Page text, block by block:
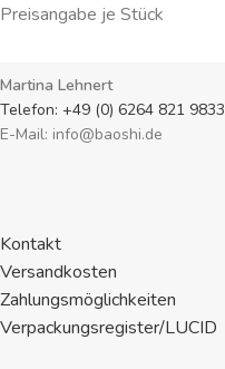
Preisangabe je Stück
Martina Lehnert
Telefon: +49 (0) 6264 821 9833
E-Mail: info@baoshi.de
Kontakt
Versandkosten
Zahlungsmöglichkeiten
Verpackungsregister/LUCID